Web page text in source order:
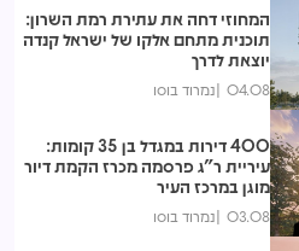
המחוזי דחה את עתירת רמת השרון:
תוכנית מתחם אלקו של ישראל קנדה
יוצאת לדרך
04.08 נמרוד בוסו
400 דירות במגדל בן 35 קומות:
עיריית ר"ג פרסמה מכרז הקמת דיור
מוגן במרכז העיר
03.08 נמרוד בוסו